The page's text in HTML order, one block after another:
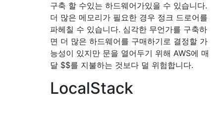
구축 할 수있는 하드웨어가있을 수 있습니다.
더 많은 메모리가 필요한 경우 정크 드로어를
파헤칠 수 있습니다. 심각한 무언가를 구축하
면 더 많은 하드웨어를 구매하기로 결정할 가
능성이 있지만 문을 열어두기 위해 AWS에 매
달 $$를 지불하는 것보다 덜 위험합니다.
LocalStack